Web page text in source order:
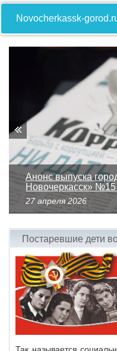
Novocherkassk-
выпуска
городской
газеты
«Деловой
Новочеркасск»
№15
(274)
апреля
Анонс выпуска
Новочеркасск»
27 апреля 2026
Постаревшие дети